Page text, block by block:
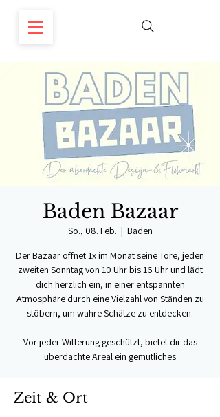
Baden Bazaar
So., 08. Feb.
  |
Baden
Der Bazaar öffnet 1x im Monat seine Tore, jeden
zweiten Sonntag von 10 Uhr bis 16 Uhr und lädt
dich herzlich ein, in einer entspannten
Atmosphäre durch eine Vielzahl von Ständen zu
stöbern, um wahre Schätze zu entdecken.
Vor jeder Witterung geschützt, bietet dir das
überdachte Areal ein gemütliches
Zeit & Ort